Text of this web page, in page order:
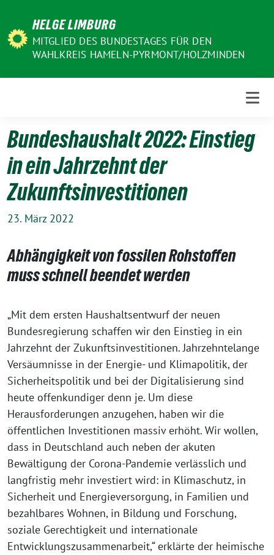
Inhalt
HELGE LIMBURG
MITGLIED DES BUNDESTAGES FÜR DEN
WAHLKREIS HAMELN-PYRMONT/HOLZMINDEN
Bundeshaushalt 2022: Einstieg
in ein Jahrzehnt der
Zukunftsinvestitionen
23. März 2022
Abhängigkeit von fossilen Rohstoffen
muss schnell beendet werden
„Mit dem ersten Haushaltsentwurf der neuen
Bundesregierung schaffen wir den Einstieg in ein
Jahrzehnt der Zukunftsinvestitionen. Jahrzehntelange
Versäumnisse in der Energie- und Klimapolitik, der
Sicherheitspolitik und bei der Digitalisierung sind
heute offenkundiger denn je. Um diese
Herausforderungen anzugehen, haben wir die
öffentlichen Investitionen massiv erhöht. Wir wollen,
dass in Deutschland auch neben der akuten
Bewältigung der Corona-Pandemie verlässlich und
langfristig mehr investiert wird: in Klimaschutz, in
Sicherheit und Energieversorgung, in Familien und
bezahlbares Wohnen, in Bildung und Forschung,
soziale Gerechtigkeit und internationale
Entwicklungszusammenarbeit,“ erklärte der heimische